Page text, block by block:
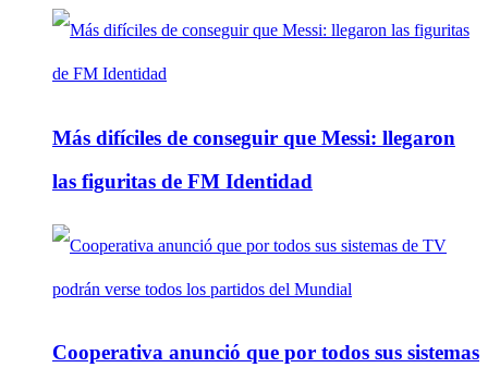
Más difíciles de conseguir que Messi: llegaron
las figuritas de FM Identidad
Cooperativa anunció que por todos sus sistemas